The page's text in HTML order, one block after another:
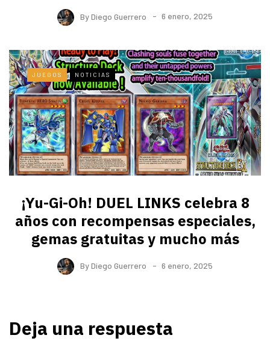
ByDiego Guerrero 6 enero, 2025
JUEGOS NOTICIAS
¡Yu-Gi-Oh! DUEL LINKS celebra 8
años con recompensas especiales,
gemas gratuitas y mucho más
ByDiego Guerrero 6 enero, 2025
Deja una respuesta